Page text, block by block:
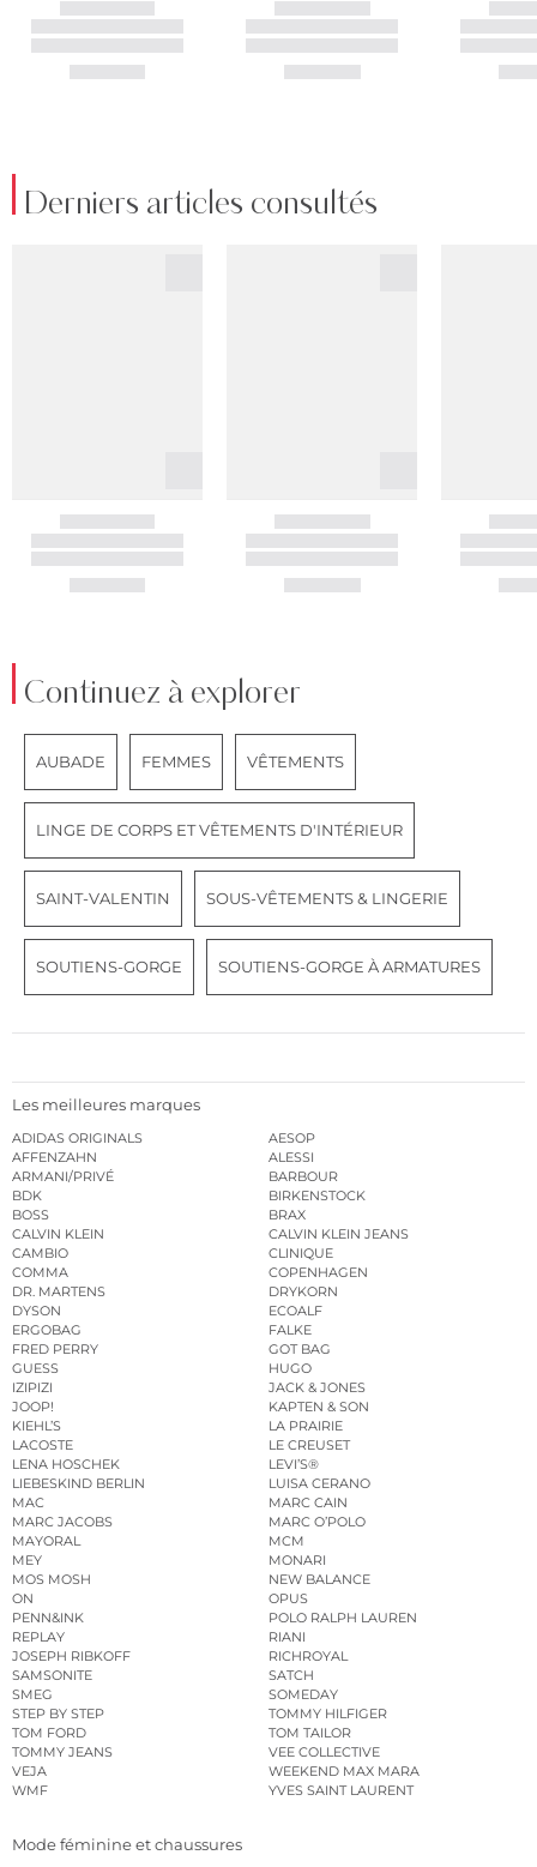
Derniers articles consultés
Continuez à explorer
AUBADE FEMMES VÊTEMENTS
LINGE DE CORPS ET VÊTEMENTS D'INTÉRIEUR
SAINT-VALENTIN SOUS-VÊTEMENTS & LINGERIE
SOUTIENS-GORGE SOUTIENS-GORGE À ARMATURES
Les meilleures marques
ADIDAS ORIGINALS
AESOP
AFFENZAHN
ALESSI
ARMANI/PRIVÉ
BARBOUR
BDK
BIRKENSTOCK
BOSS
BRAX
CALVIN KLEIN
CALVIN KLEIN JEANS
CAMBIO
CLINIQUE
COMMA
COPENHAGEN
DR. MARTENS
DRYKORN
DYSON
ECOALF
ERGOBAG
FALKE
FRED PERRY
GOT BAG
GUESS
HUGO
IZIPIZI
JACK & JONES
JOOP!
KAPTEN & SON
KIEHL’S
LA PRAIRIE
LACOSTE
LE CREUSET
LENA HOSCHEK
LEVI’S®
LIEBESKIND BERLIN
LUISA CERANO
MAC
MARC CAIN
MARC JACOBS
MARC O’POLO
MAYORAL
MCM
MEY
MONARI
MOS MOSH
NEW BALANCE
ON
OPUS
PENN&INK
POLO RALPH LAUREN
REPLAY
RIANI
JOSEPH RIBKOFF
RICHROYAL
SAMSONITE
SATCH
SMEG
SOMEDAY
STEP BY STEP
TOMMY HILFIGER
TOM FORD
TOM TAILOR
TOMMY JEANS
VEE COLLECTIVE
VEJA
WEEKEND MAX MARA
WMF
YVES SAINT LAURENT
Mode féminine et chaussures